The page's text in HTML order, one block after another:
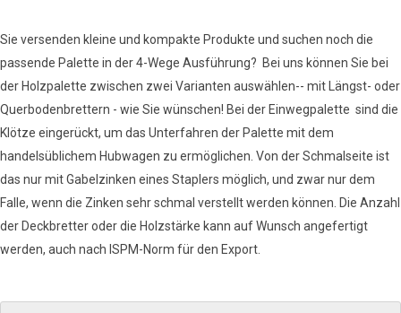
Sie versenden kleine und kompakte Produkte und suchen noch die
passende Palette in der 4-Wege Ausführung? Bei uns können Sie bei
der Holzpalette zwischen zwei Varianten auswählen-- mit Längst- oder
Querbodenbrettern - wie Sie wünschen! Bei der Einwegpalette sind die
Klötze eingerückt, um das Unterfahren der Palette mit dem
handelsüblichem Hubwagen zu ermöglichen. Von der Schmalseite ist
das nur mit Gabelzinken eines Staplers möglich, und zwar nur dem
Falle, wenn die Zinken sehr schmal verstellt werden können. Die Anzahl
der Deckbretter oder die Holzstärke kann auf Wunsch angefertigt
werden, auch nach ISPM-Norm für den Export.